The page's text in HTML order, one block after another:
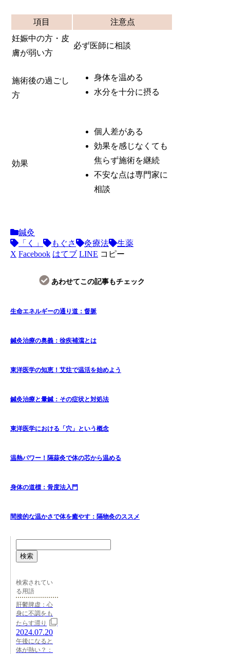
項目
注意点
妊娠中の方・皮
膚が弱い方
必ず医師に相談
施術後の過ごし
方
身体を温める
水分を十分に摂る
効果
個人差がある
効果を感じなくても
焦らず施術を継続
不安な点は専門家に
相談
鍼灸
「く」
もぐさ 灸療法
生薬
X Facebook はてブ LINE コピー
あわせてこの記事もチェック
生命エネルギーの通り道：督脈
鍼灸治療の奥義：徐疾補瀉とは
東洋医学の知恵！艾炷で温活を始めよう
鍼灸治療と暈鍼：その症状と対処法
東洋医学における「穴」という概念
温熱パワー！隔蒜灸で体の芯から温める
身体の道標：骨度法入門
間接的な温かさで体を癒やす：隔物灸のススメ
検索
検索されてい
る用語
肝鬱脾虚：心
身に不調をも
たらす滞り
2024.07.20
午後になると
体が熱い？：